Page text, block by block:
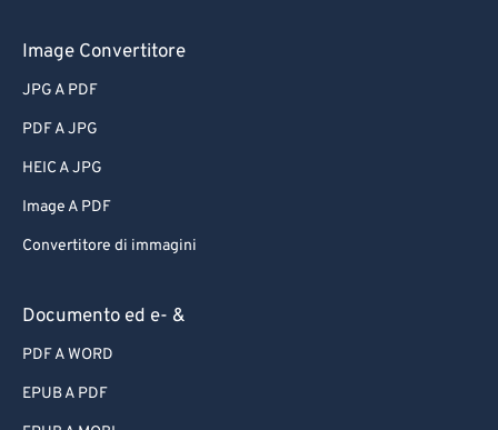
Image Convertitore
JPG A PDF
PDF A JPG
HEIC A JPG
Image A PDF
Convertitore di immagini
Documento ed e- &
PDF A WORD
EPUB A PDF